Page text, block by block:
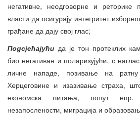
негативне, неодговорне и реторике
власти да осигурају интегритет
грађане да дају свој глас;
Подсјећајући да је тон протеклих
био негативан и поларизујући, с
личне нападе, позивање на
Херцеговине и изазивање страха,
економска питања, попут нпр.
незапослености, миграција и